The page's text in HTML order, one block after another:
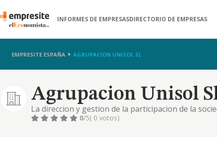
INFORMES DE EMPRESASDIRECTORIO DE EMPRESAS
EMPRESITE ESPAÑA AGRUPACION UNISOL SL
Agrupacion Unisol
La direccion y gestion de la participacion de la
correspondiente organizacion de medios
0/5( 0 votos)